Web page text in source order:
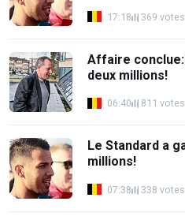
17:18 369 votes
Affaire conclue:
deux millions!
06:40 811 votes
Le Standard a
millions!
07:38 338 votes